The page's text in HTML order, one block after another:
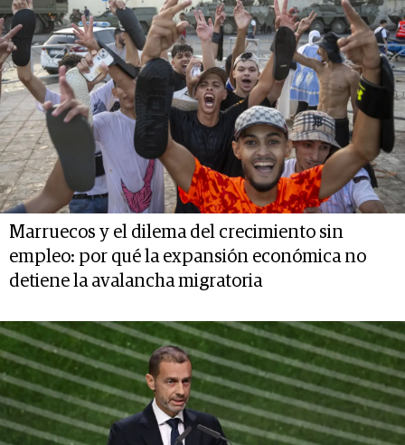
Marruecos y el dilema del crecimiento sin
empleo: por qué la expansión económica no
detiene la avalancha migratoria